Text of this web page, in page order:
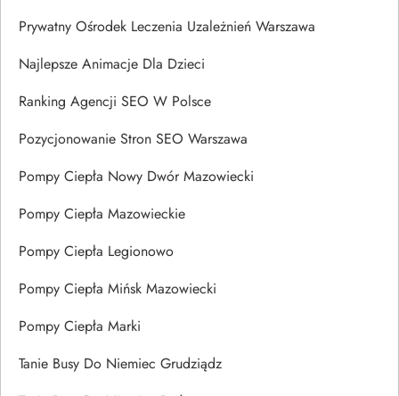
Prywatny Ośrodek Leczenia Uzależnień Warszawa
Najlepsze Animacje Dla Dzieci
Ranking Agencji SEO W Polsce
Pozycjonowanie Stron SEO Warszawa
Pompy Ciepła Nowy Dwór Mazowiecki
Pompy Ciepła Mazowieckie
Pompy Ciepła Legionowo
Pompy Ciepła Mińsk Mazowiecki
Pompy Ciepła Marki
Tanie Busy Do Niemiec Grudziądz